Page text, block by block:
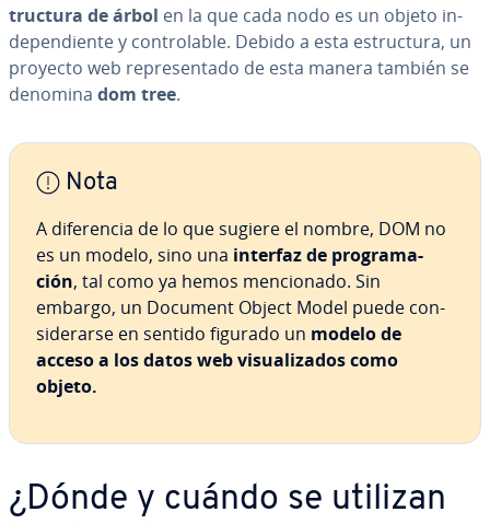
tru­c­tu­ra de árbol en la que cada nodo es un objeto in­
de­pe­n­die­n­te y co­n­tro­la­ble. Debido a esta es­tru­c­tu­ra, un
proyecto web re­pre­se­n­ta­do de esta manera también se
denomina dom tree.
Nota
A di­fe­re­n­cia de lo que sugiere el nombre, DOM no
es un modelo, sino una interfaz de pro­gra­ma­
ción, tal como ya hemos me­n­cio­na­do. Sin
embargo, un Document Object Model puede co­n­
si­de­rar­se en sentido figurado un modelo de
acceso a los datos web vi­sua­li­za­dos como
objeto.
¿Dónde y cuándo se utilizan